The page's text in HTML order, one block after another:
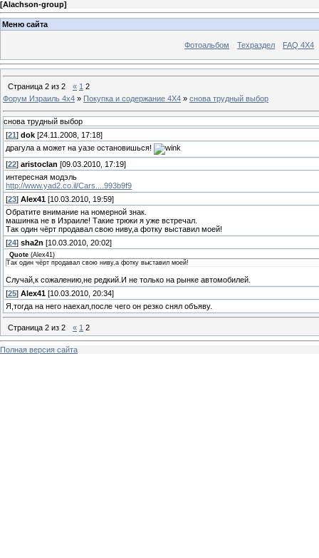
[Alachson-group]
Меню сайта
Фотоальбом Техраздел FAQ 4X4
Страница 2 из 2 « 1 2
Форум Израиль 4х4 » Покупка и содержание 4Х4 » снова трудный выбор
снова трудный выбор
[21] dok [24.11.2008, 17:18]
драгула а может на уазе остановишься!
[22] aristoclan [09.03.2010, 17:19]
интересная модэль
http://www.yad2.co.il/Cars....993b9f9
[23] Alex41 [10.03.2010, 19:59]
Обратите внимание на номерной знак.
машинка не в Израиле! Такие трюки я уже встречал.
Так один чёрт продавал свою ниву,а фотку выставил моей!
[24] sha2n [10.03.2010, 20:02]
Quote (Alex41 )
Так один чёрт продавал свою ниву,а фотку выставил моей!
Случай,к сожалению,не редкий.И не только на рынке автомобилей.
[25] Alex41 [10.03.2010, 20:34]
Я,тогда на него наехал,после чего он резко снял объяву.
Страница 2 из 2 « 1 2
Полная версия сайта